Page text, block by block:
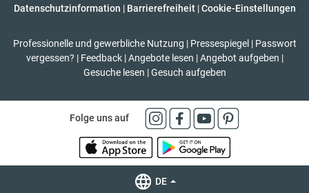
Datenschutzinformation | Barrierefreiheit | Cookie-Einstellungen
Professionelle und gewerbliche Nutzung | Pressespiegel | Passwort
vergessen? | Feedback | Angebote lesen | Angebot aufgeben |
Gesuche lesen | Gesuch aufgeben
Folge uns auf
DE